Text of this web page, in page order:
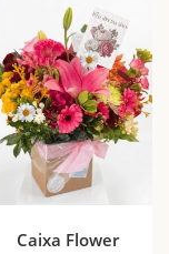
Caixa Flower